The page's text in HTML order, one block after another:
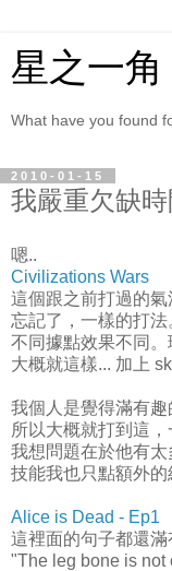
星之一角
What have you found
2010-01-15
我嚴重欠缺
嗯..
Civilizations Wars
這個跟之前打過的
忘記了，一樣的打法
不同據點效果不同。
大概就這樣... 加上
我個人是覺得滿有趣
所以大概就打到這，
我想問題在於他有
技能我也只點額外的
Alice is Dead - Ep1
這裡面的句子都還滿
"The leg bone is not